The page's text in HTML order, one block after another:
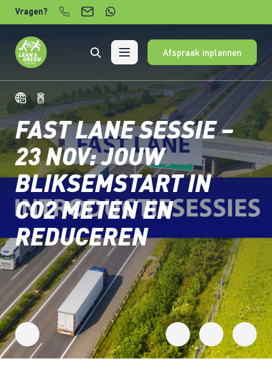
Verder naar content
Vragen?
Afspraak inplannen
FAST LANE SESSIE –
23 NOV: JOUW
BLIKSEMSTART IN
CO2 METEN EN
REDUCEREN